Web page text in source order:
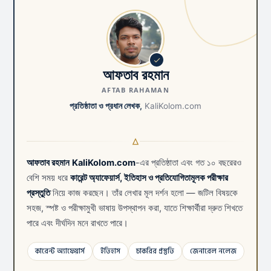
আফতাব রহমান
AFTAB RAHAMAN
প্রতিষ্ঠাতা ও প্রধান লেখক, KaliKolom.com
আফতাব রহমান KaliKolom.com-এর প্রতিষ্ঠাতা এবং গত ১০ বছরেরও
বেশি সময় ধরে কারেন্ট অ্যাফেয়ার্স, ইতিহাস ও প্রতিযোগিতামূলক পরীক্ষার
প্রস্তুতিনিয়ে কাজ করছেন। তাঁর লেখার মূল দর্শন হলো — জটিল বিষয়কে
সহজ, স্পষ্ট ও পরীক্ষামুখী ভাষায় উপস্থাপন করা, যাতে শিক্ষার্থীরা দ্রুত শিখতে
পারে এবং দীর্ঘদিন মনে রাখতে পারে।
কারেন্ট অ্যাফেয়ার্স ইতিহাস চাকরির প্রস্তুতি জেনারেল নলেজ